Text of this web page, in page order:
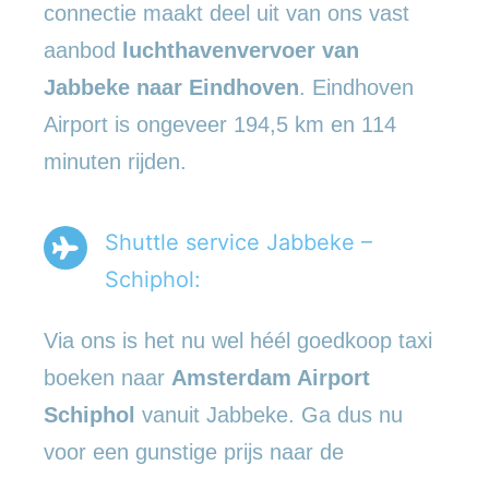
connectie maakt deel uit van ons vast
aanbod
luchthavenvervoer van
Jabbeke naar Eindhoven. Eindhoven
Airport is ongeveer 194,5 km en 114
minuten rijden.
Shuttle service Jabbeke –
Schiphol:
Via ons is het nu wel héél goedkoop taxi
boeken naar Amsterdam Airport
Schiphol vanuit Jabbeke. Ga dus nu
voor een gunstige prijs naar de